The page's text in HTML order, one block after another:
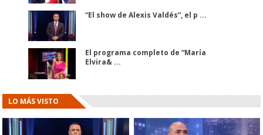
“El show de Alexis Valdés”, el p ...
El programa completo de “María
Elvira& ...
LO MÁS VISTO